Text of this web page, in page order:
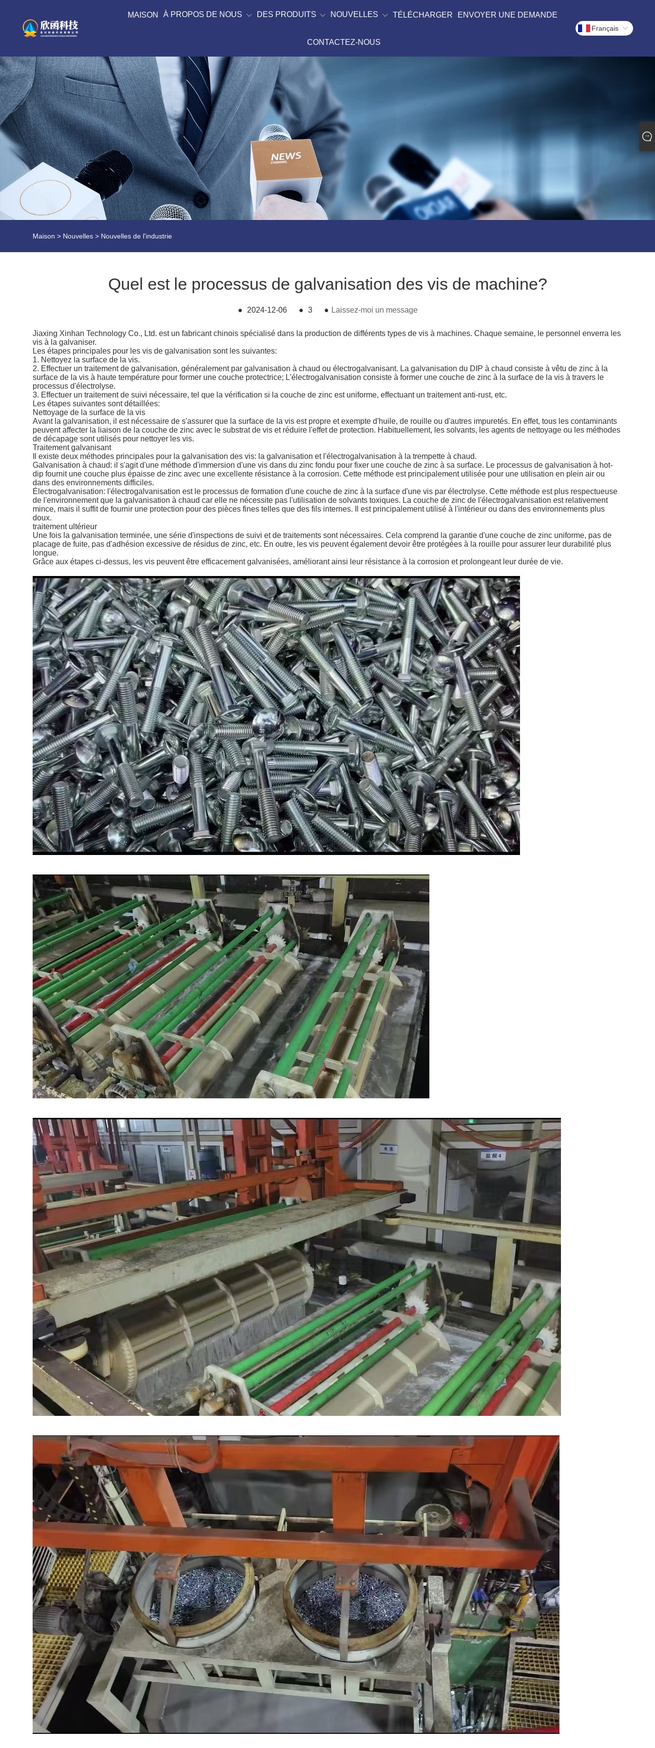
MAISON À PROPOS DE NOUS DES PRODUITS NOUVELLES TÉLÉCHARGER ENVOYER UNE DEMANDE
CONTACTEZ-NOUS
Français
Maison > Nouvelles > Nouvelles de l'industrie
Quel est le processus de galvanisation des vis de machine?
● 2024-12-06 ● 3 ● Laissez-moi un message
Jiaxing Xinhan Technology Co., Ltd. est un fabricant chinois spécialisé dans la production de différents types de vis à machines. Chaque semaine, le personnel enverra les
vis à la galvaniser.
Les étapes principales pour les vis de galvanisation sont les suivantes:
1. Nettoyez la surface de la vis.
2. Effectuer un traitement de galvanisation, généralement par galvanisation à chaud ou électrogalvanisant. La galvanisation du DIP à chaud consiste à vêtu de zinc à la
surface de la vis à haute température pour former une couche protectrice; L'électrogalvanisation consiste à former une couche de zinc à la surface de la vis à travers le
processus d'électrolyse.
3. Effectuer un traitement de suivi nécessaire, tel que la vérification si la couche de zinc est uniforme, effectuant un traitement anti-rust, etc.
Les étapes suivantes sont détaillées:
Nettoyage de la surface de la vis
Avant la galvanisation, il est nécessaire de s'assurer que la surface de la vis est propre et exempte d'huile, de rouille ou d'autres impuretés. En effet, tous les contaminants
peuvent affecter la liaison de la couche de zinc avec le substrat de vis et réduire l'effet de protection. Habituellement, les solvants, les agents de nettoyage ou les méthodes
de décapage sont utilisés pour nettoyer les vis.
Traitement galvanisant
Il existe deux méthodes principales pour la galvanisation des vis: la galvanisation et l'électrogalvanisation à la trempette à chaud.
Galvanisation à chaud: il s'agit d'une méthode d'immersion d'une vis dans du zinc fondu pour fixer une couche de zinc à sa surface. Le processus de galvanisation à hot-
dip fournit une couche plus épaisse de zinc avec une excellente résistance à la corrosion. Cette méthode est principalement utilisée pour une utilisation en plein air ou
dans des environnements difficiles.
Électrogalvanisation: l'électrogalvanisation est le processus de formation d'une couche de zinc à la surface d'une vis par électrolyse. Cette méthode est plus respectueuse
de l'environnement que la galvanisation à chaud car elle ne nécessite pas l'utilisation de solvants toxiques. La couche de zinc de l'électrogalvanisation est relativement
mince, mais il suffit de fournir une protection pour des pièces fines telles que des fils internes. Il est principalement utilisé à l'intérieur ou dans des environnements plus
doux.
traitement ultérieur
Une fois la galvanisation terminée, une série d'inspections de suivi et de traitements sont nécessaires. Cela comprend la garantie d'une couche de zinc uniforme, pas de
placage de fuite, pas d'adhésion excessive de résidus de zinc, etc. En outre, les vis peuvent également devoir être protégées à la rouille pour assurer leur durabilité plus
longue.
Grâce aux étapes ci-dessus, les vis peuvent être efficacement galvanisées, améliorant ainsi leur résistance à la corrosion et prolongeant leur durée de vie.